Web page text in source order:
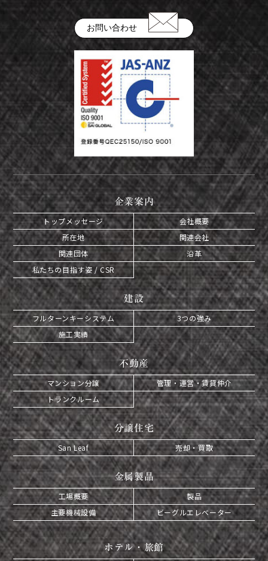
お問い合わせ
企業案内
トップメッセージ
会社概要
所在地
関連会社
関連団体
沿革
私たちの目指す姿 / CSR
建設
フルターンキーシステム
3つの強み
施工実績
不動産
マンション分譲
管理・運営・賃貸仲介
トランクルーム
分譲住宅
San Leaf 売却・買取
金属製品
工場概要
製品
主要機械設備
ビーグルエレベーター
ホテル・旅館